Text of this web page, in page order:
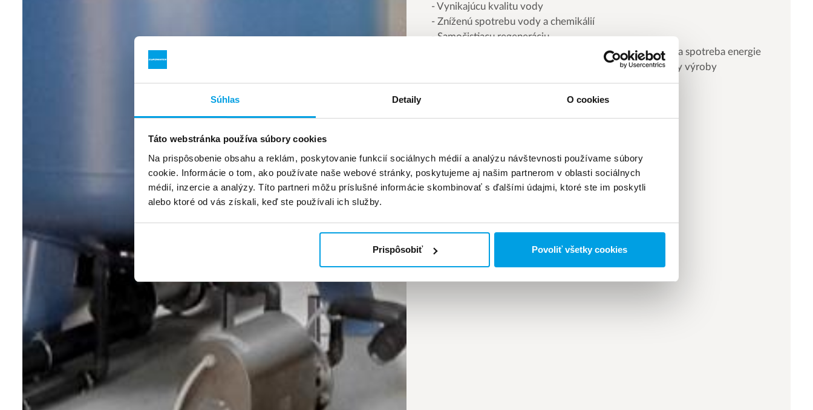
Súhlas Detaily O cookies
Táto webstránka používa súbory cookies
Na prispôsobenie obsahu a reklám, poskytovanie funkcií sociálnych médií a analýzu návštevnosti používame súbory
cookie. Informácie o tom, ako používate naše webové stránky, poskytujeme aj našim partnerom v oblasti sociálnych
médií, inzercie a analýzy. Títo partneri môžu príslušné informácie skombinovať s ďalšími údajmi, ktoré ste im poskytli
alebo ktoré od vás získali, keď ste používali ich služby.
Prispôsobiť Povoliť všetky cookies
- Vynikajúcu kvalitu vody
- Zníženú spotrebu vody a chemikálií
- Samočistiacu regeneráciu
- Strata tlaku sa udržiava na nízkej hodnote, aby sa znížila spotreba energie
- Nie je náchylná na obmeny typov výrobkov a odstávky výroby